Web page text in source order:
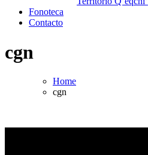
Fonoteca
Contacto
cgn
Home
cgn